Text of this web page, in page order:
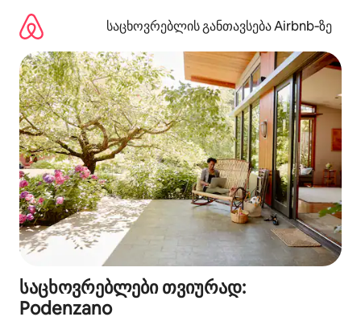
გადასვლა
საცხოვრებლის განთავსება Airbnb‑ზე
საცხოვრებლები თვიურად:
Podenzano